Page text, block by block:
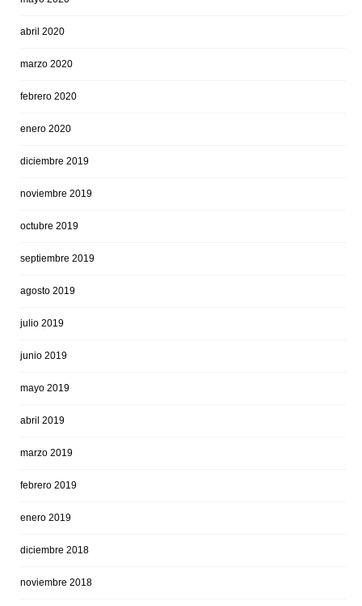
abril 2020
marzo 2020
febrero 2020
enero 2020
diciembre 2019
noviembre 2019
octubre 2019
septiembre 2019
agosto 2019
julio 2019
junio 2019
mayo 2019
abril 2019
marzo 2019
febrero 2019
enero 2019
diciembre 2018
noviembre 2018